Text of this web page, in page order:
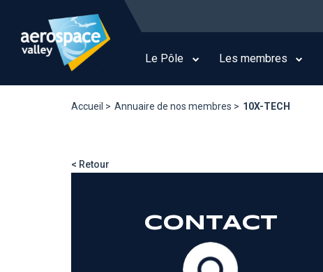
contenu
principal
navigation
Le Pôle Les membres
Accueil > Annuaire de nos membres > 10X-TECH
< Retour
CONTACT